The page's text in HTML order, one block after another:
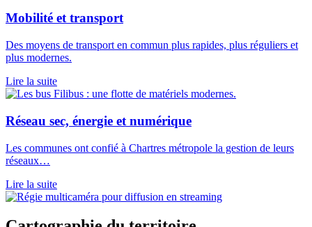
Mobilité et transport
Des moyens de transport en commun plus rapides, plus réguliers et
plus modernes.
Lire la suite
Réseau sec, énergie et numérique
Les communes ont confié à Chartres métropole la gestion de leurs
réseaux…
Lire la suite